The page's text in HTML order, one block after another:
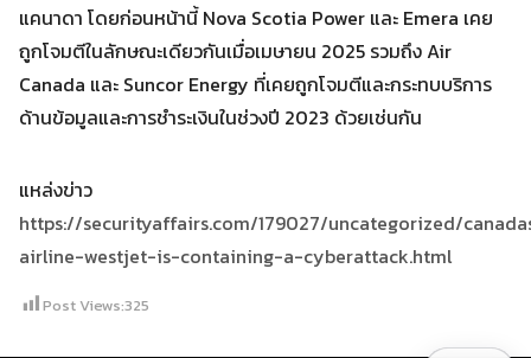
แคนาดา โดยก่อนหน้านี้ Nova Scotia Power และ Emera เคย
ถูกโจมตีในลักษณะเดียวกันเมื่อเมษายน 2025 รวมถึง Air
Canada และ Suncor Energy ที่เคยถูกโจมตีและกระทบบริการ
ด้านข้อมูลและการชำระเงินในช่วงปี 2023 ด้วยเช่นกัน
แหล่งข่าว
https://securityaffairs.com/179027/uncategorized/
airline-westjet-is-containing-a-cyberattack.html
Post Views:325